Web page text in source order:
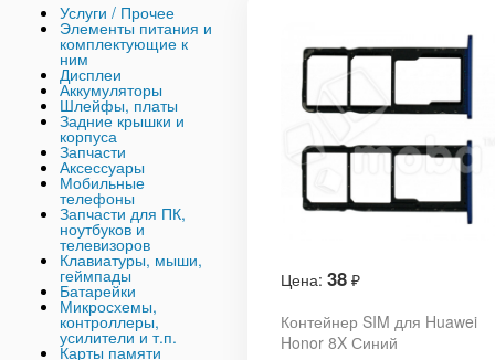
Услуги / Прочее
Элементы питания и
комплектующие к
ним
Дисплеи
Аккумуляторы
Шлейфы, платы
Задние крышки и
корпуса
Запчасти
Аксессуары
Мобильные
телефоны
Запчасти для ПК,
ноутбуков и
телевизоров
Клавиатуры, мыши,
геймпады
Батарейки
Микросхемы,
контроллеры,
усилители и т.п.
Карты памяти
Цена: 38 ₽
Контейнер SIM для Huawei
Honor 8X Синий